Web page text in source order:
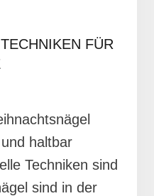
FÜR
haltbar
Techniken sind
sind in der